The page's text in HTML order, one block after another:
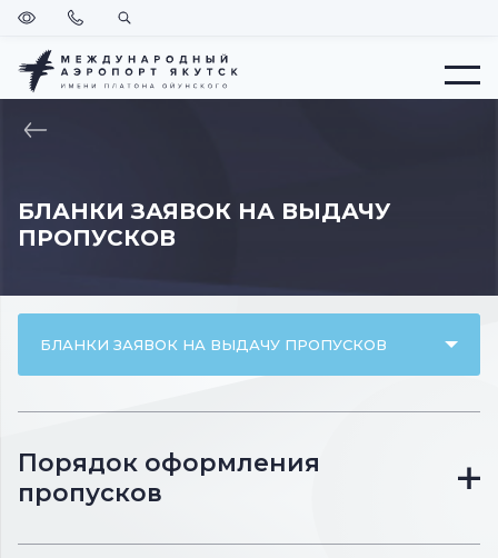
Меню
Версия
слабовидящих
ПозвонитьПоиск
ВЕРНУТЬСЯ
БЛАНКИ ЗАЯВОК НА ВЫДАЧУ
ПРОПУСКОВ
БЛАНКИ ЗАЯВОК НА ВЫДАЧУ ПРОПУСКОВ
Порядок оформления
пропусков